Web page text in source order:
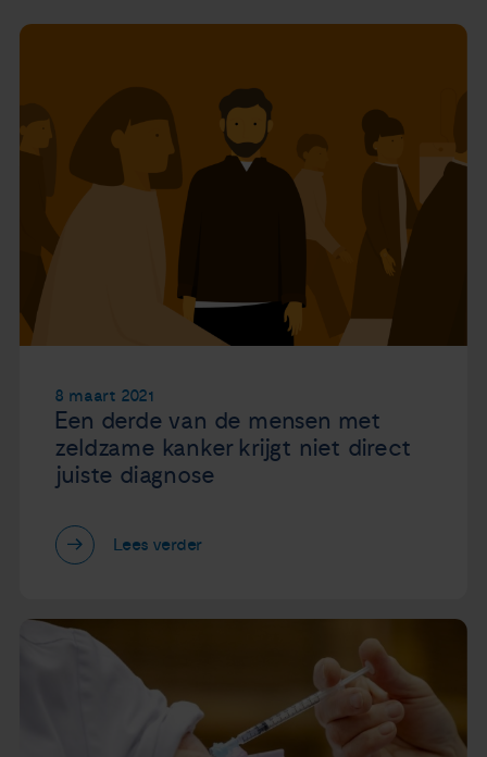
8 maart 2021
Een derde van de mensen met
zeldzame kanker krijgt niet direct
juiste diagnose
Lees verder